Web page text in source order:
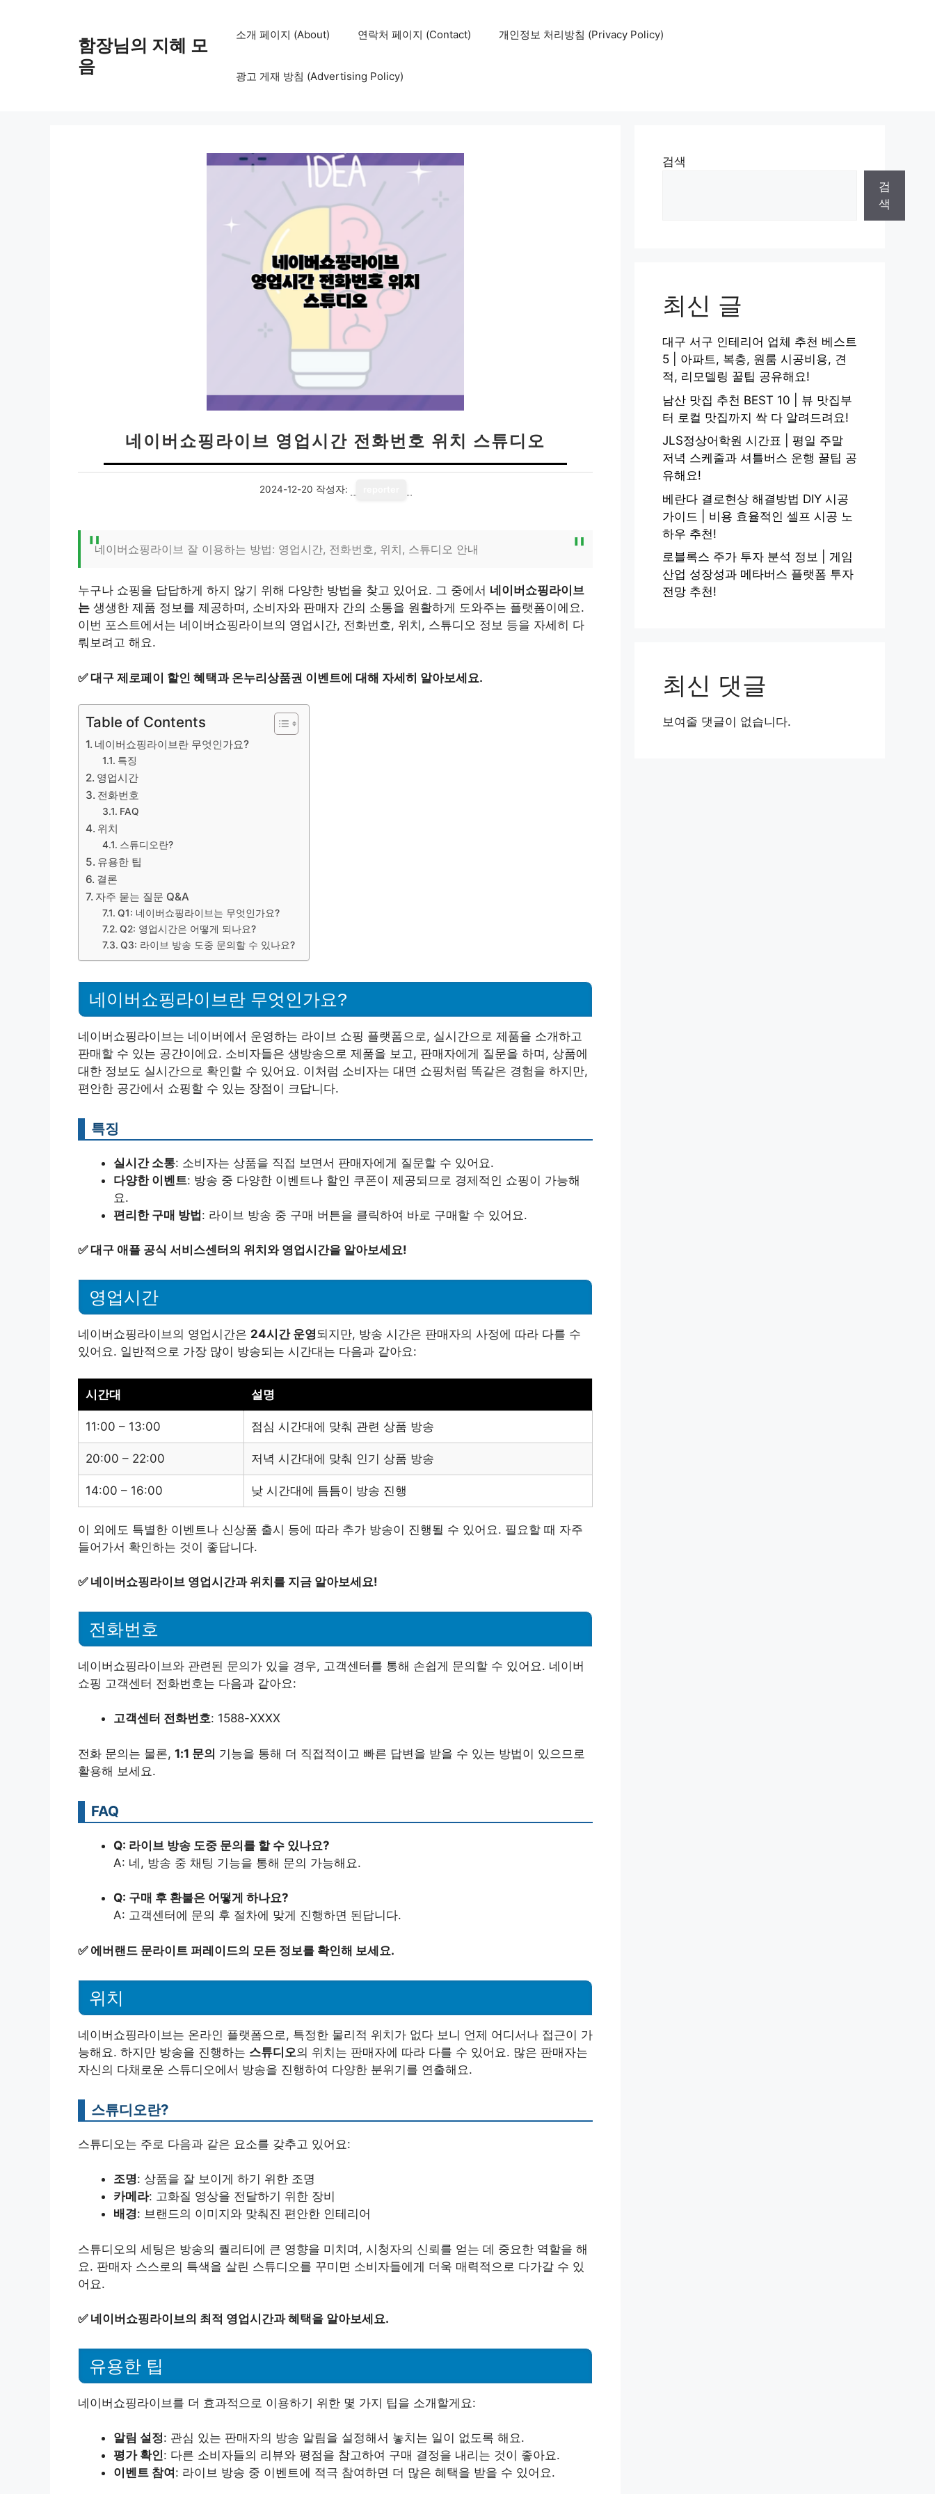
함장님의 지혜 모
음
소개 페이지 (About) 연락처 페이지 (Contact) 개인정보 처리방침 (Privacy Policy)
광고 게재 방침 (Advertising Policy)
네이버쇼핑라이브 영업시간 전화번호 위치 스튜디오
2024-12-20 작성자:
네이버쇼핑라이브 잘 이용하는 방법: 영업시간, 전화번호, 위치, 스튜디오 안내
누구나 쇼핑을 답답하게 하지 않기 위해 다양한 방법을 찾고 있어요. 그 중에서 네이버쇼핑라이브
는 생생한 제품 정보를 제공하며, 소비자와 판매자 간의 소통을 원활하게 도와주는 플랫폼이에요.
이번 포스트에서는 네이버쇼핑라이브의 영업시간, 전화번호, 위치, 스튜디오 정보 등을 자세히 다
뤄보려고 해요.
✅대구 제로페이 할인 혜택과 온누리상품권 이벤트에 대해 자세히 알아보세요.
Table of Contents
네이버쇼핑라이브란 무엇인가요?
특징
영업시간
전화번호
FAQ
위치
스튜디오란?
유용한 팁
결론
자주 묻는 질문 Q&A
Q1: 네이버쇼핑라이브는 무엇인가요?
Q2: 영업시간은 어떻게 되나요?
Q3: 라이브 방송 도중 문의할 수 있나요?
네이버쇼핑라이브란 무엇인가요?
네이버쇼핑라이브는 네이버에서 운영하는 라이브 쇼핑 플랫폼으로, 실시간으로 제품을 소개하고
판매할 수 있는 공간이에요. 소비자들은 생방송으로 제품을 보고, 판매자에게 질문을 하며, 상품에
대한 정보도 실시간으로 확인할 수 있어요. 이처럼 소비자는 대면 쇼핑처럼 똑같은 경험을 하지만,
편안한 공간에서 쇼핑할 수 있는 장점이 크답니다.
특징
실시간 소통: 소비자는 상품을 직접 보면서 판매자에게 질문할 수 있어요.
다양한 이벤트: 방송 중 다양한 이벤트나 할인 쿠폰이 제공되므로 경제적인 쇼핑이 가능해
요.
편리한 구매 방법: 라이브 방송 중 구매 버튼을 클릭하여 바로 구매할 수 있어요.
✅대구 애플 공식 서비스센터의 위치와 영업시간을 알아보세요!
영업시간
네이버쇼핑라이브의 영업시간은 24시간 운영되지만, 방송 시간은 판매자의 사정에 따라 다를 수
있어요. 일반적으로 가장 많이 방송되는 시간대는 다음과 같아요:
시간대 설명
11:00 – 13:00 점심 시간대에 맞춰 관련 상품 방송
20:00 – 22:00 저녁 시간대에 맞춰 인기 상품 방송
14:00 – 16:00 낮 시간대에 틈틈이 방송 진행
이 외에도 특별한 이벤트나 신상품 출시 등에 따라 추가 방송이 진행될 수 있어요. 필요할 때 자주
들어가서 확인하는 것이 좋답니다.
✅ 네이버쇼핑라이브 영업시간과 위치를 지금 알아보세요!
전화번호
네이버쇼핑라이브와 관련된 문의가 있을 경우, 고객센터를 통해 손쉽게 문의할 수 있어요. 네이버
쇼핑 고객센터 전화번호는 다음과 같아요:
고객센터 전화번호: 1588-XXXX
전화 문의는 물론, 1:1 문의 기능을 통해 더 직접적이고 빠른 답변을 받을 수 있는 방법이 있으므로
활용해 보세요.
FAQ
Q: 라이브 방송 도중 문의를 할 수 있나요?
A: 네, 방송 중 채팅 기능을 통해 문의 가능해요.
Q: 구매 후 환불은 어떻게 하나요?
A: 고객센터에 문의 후 절차에 맞게 진행하면 된답니다.
✅ 에버랜드 문라이트 퍼레이드의 모든 정보를 확인해 보세요.
위치
네이버쇼핑라이브는 온라인 플랫폼으로, 특정한 물리적 위치가 없다 보니 언제 어디서나 접근이 가
능해요. 하지만 방송을 진행하는 스튜디오의 위치는 판매자에 따라 다를 수 있어요. 많은 판매자는
자신의 다채로운 스튜디오에서 방송을 진행하여 다양한 분위기를 연출해요.
스튜디오란?
스튜디오는 주로 다음과 같은 요소를 갖추고 있어요:
조명: 상품을 잘 보이게 하기 위한 조명
카메라: 고화질 영상을 전달하기 위한 장비
배경: 브랜드의 이미지와 맞춰진 편안한 인테리어
스튜디오의 세팅은 방송의 퀄리티에 큰 영향을 미치며, 시청자의 신뢰를 얻는 데 중요한 역할을 해
요. 판매자 스스로의 특색을 살린 스튜디오를 꾸미면 소비자들에게 더욱 매력적으로 다가갈 수 있
어요.
✅ 네이버쇼핑라이브의 최적 영업시간과 혜택을 알아보세요.
유용한 팁
네이버쇼핑라이브를 더 효과적으로 이용하기 위한 몇 가지 팁을 소개할게요:
알림 설정: 관심 있는 판매자의 방송 알림을 설정해서 놓치는 일이 없도록 해요.
평가 확인: 다른 소비자들의 리뷰와 평점을 참고하여 구매 결정을 내리는 것이 좋아요.
이벤트 참여 : 라이브 방송 중 이벤트에 적극 참여하면 더 많은 혜택을 받을 수 있어요.
검색
검
색
최신 글
대구 서구 인테리어 업체 추천 베스트
5 | 아파트, 복층, 원룸 시공비용, 견
적, 리모델링 꿀팁 공유해요!
남산 맛집 추천 BEST 10 | 뷰 맛집부
터 로컬 맛집까지 싹 다 알려드려요!
JLS정상어학원 시간표 | 평일 주말
저녁 스케줄과 셔틀버스 운행 꿀팁 공
유해요!
베란다 결로현상 해결방법 DIY 시공
가이드 | 비용 효율적인 셀프 시공 노
하우 추천!
로블록스 주가 투자 분석 정보 | 게임
산업 성장성과 메타버스 플랫폼 투자
전망 추천!
최신 댓글
보여줄 댓글이 없습니다.